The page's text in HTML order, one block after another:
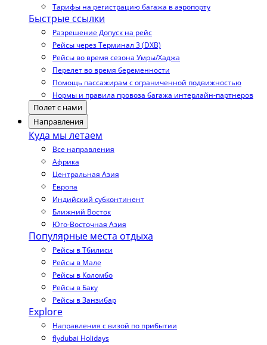
Тарифы на регистрацию багажа в аэропорту
Быстрые ссылки
Разрешение Допуск на рейс
Рейсы через Терминал 3 (DXB)
Рейсы во время сезона Умры/Хаджа
Перелет во время беременности
Помощь пассажирам с ограниченной подвижностью
Нормы и правила провоза багажа интерлайн-партнеров
Полет с нами
Направления
Куда мы летаем
Все направления
Африка
Центральная Азия
Европа
Индийский субконтинент
Ближний Восток
Юго-Восточная Азия
Популярные места отдыха
Рейсы в Тбилиси
Рейсы в Мале
Рейсы в Коломбо
Рейсы в Баку
Рейсы в Занзибар
Explore
Направления с визой по прибытии
flydubai Holidays